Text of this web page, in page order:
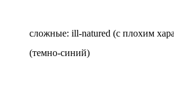
сложные: ill-natured (с плохим
(темно-синий)